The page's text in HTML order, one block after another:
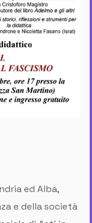
ed Alba,
e della società